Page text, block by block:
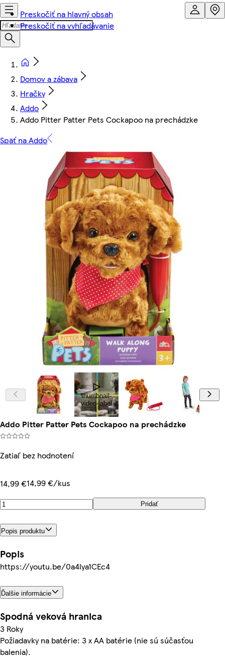
Preskočiť na hlavný obsah
Preskočiť na vyhľadávanie
Domov a zábava
Hračky
Addo
Addo Pitter Patter Pets Cockapoo na prechádzke
Späť na Addo
thumbnail-
video-label
Addo Pitter Patter Pets Cockapoo na prechádzke
Zatiaľ bez hodnotení
14,99 €14,99 €/kus
Pridať
Popis produktu
Popis
https://youtu.be/0a4lya1CEc4
Ďalšie informácie
Spodná veková hranica
3 Roky
Požiadavky na batérie: 3 x AA batérie (nie sú súčasťou
balenia).